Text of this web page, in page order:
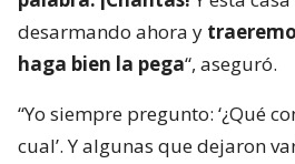
desarmando ahora y
haga bien la pega“, aseguró.
“Yo siempre pregunto: ‘¿Qué
cual’. Y algunas que dejaron